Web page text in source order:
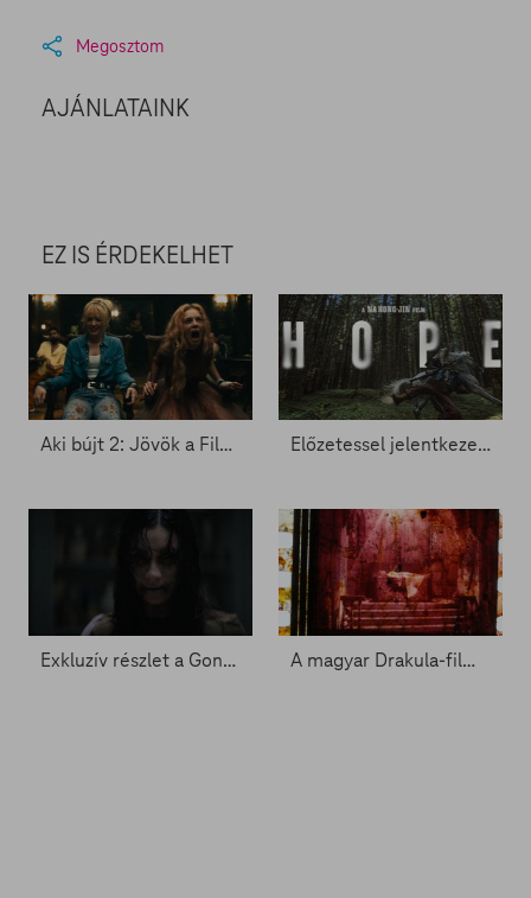
Megosztom
AJÁNLATAINK
EZ IS ÉRDEKELHET
Aki bújt 2: Jövök a FilmPremieren Előzetessel jelentkezett a Hope - Zacc nélkül 2088.
Exkluzív részlet a Gonosz halott új részéből - Zacc nélkül 2088. A magyar Drakula-film meghívást kapott a pesarói fesztiválra - Zacc nélkül 2085.